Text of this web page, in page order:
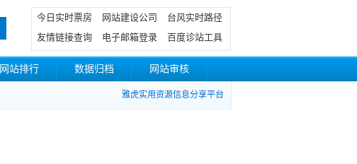
今日实时票房 网站建设公司
台风实时路径
友情链接查询
电子邮箱登录 百度诊站工具
网站排行 数据归档 网站审核
雅虎实用资源信息分享平台